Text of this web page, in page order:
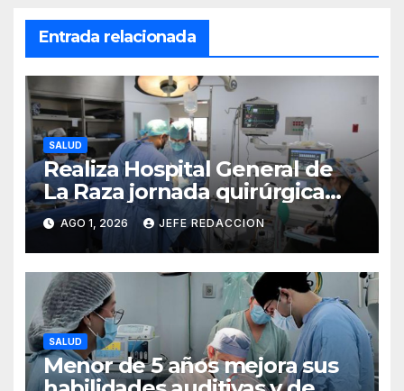
Entrada relacionada
SALUD
Realiza Hospital General de
La Raza jornada quirúrgica
que transforma la vida de 10
menores con labio y paladar
hendido
AGO 1, 2026 JEFE REDACCION
SALUD
Menor de 5 años mejora sus